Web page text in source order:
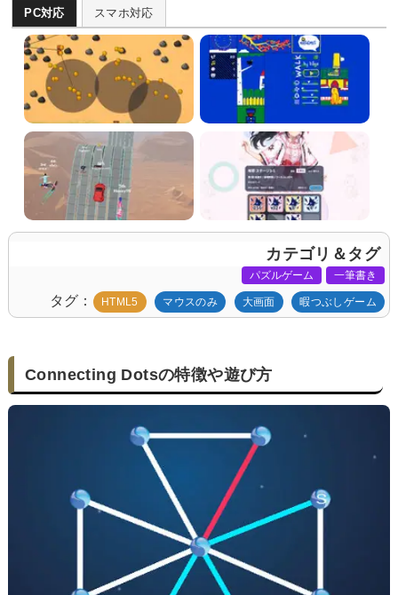
PC対応 スマホ対応
カテゴリ＆タグ
パズルゲーム 一筆書き
タグ HTML5 マウスのみ 大画面 暇つぶしゲーム
Connecting Dotsの特徴や遊び方